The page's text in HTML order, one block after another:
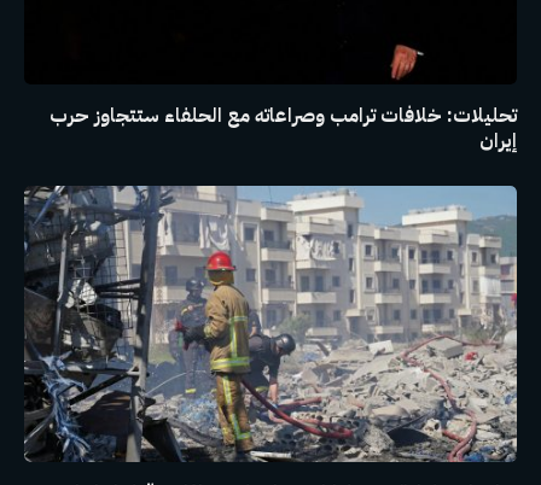
تحليلات: خلافات ترامب وصراعاته مع الحلفاء ستتجاوز حرب
إيران